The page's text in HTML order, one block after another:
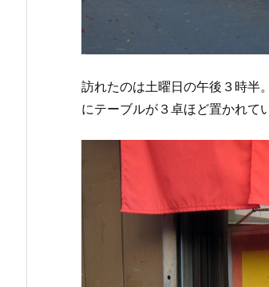
訪れたのは土曜日の午後３時半
にテーブルが３卓ほど置かれて